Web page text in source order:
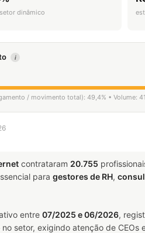
dinâmico
i
/ movimento total): 49,4% • Volume:
contrataram 20.755
para gestores de RH,
entre 07/2025 e 06/2026,
setor, exigindo atenção de